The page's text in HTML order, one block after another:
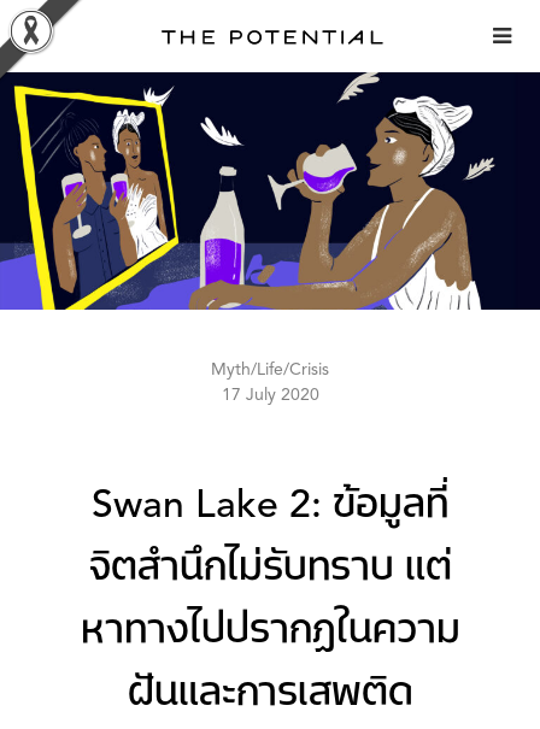
Skip
to
content
Myth/Life/Crisis
17 July 2020
Swan Lake 2: ข้อมูลที่
จิตสำนึกไม่รับทราบ แต่
หาทางไปปรากฏในความ
ฝันและการเสพติด